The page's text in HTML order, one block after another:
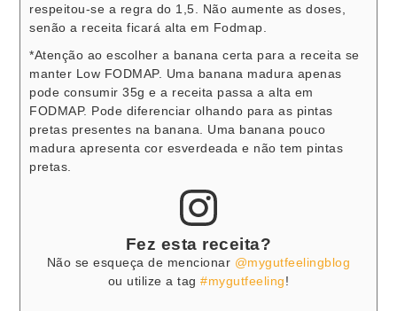
respeitou-se a regra do 1,5. Não aumente as doses,
senão a receita ficará alta em Fodmap.
*Atenção ao escolher a banana certa para a receita se
manter Low FODMAP. Uma banana madura apenas
pode consumir 35g e a receita passa a alta em
FODMAP. Pode diferenciar olhando para as pintas
pretas presentes na banana. Uma banana pouco
madura apresenta cor esverdeada e não tem pintas
pretas.
Fez esta receita?
Não se esqueça de mencionar @mygutfeelingblog
ou utilize a tag#mygutfeeling!